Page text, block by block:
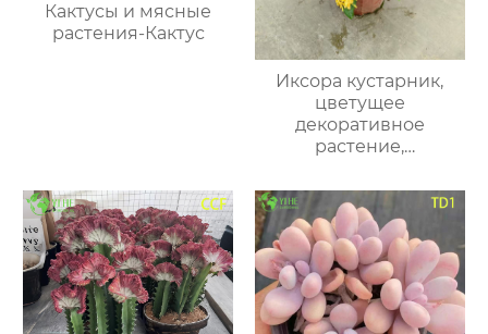
Кактусы и мясные
растения-Кактус
Иксора кустарник,
цветущее
декоративное
растение,
вечнозеленый цветок
для сада и дома